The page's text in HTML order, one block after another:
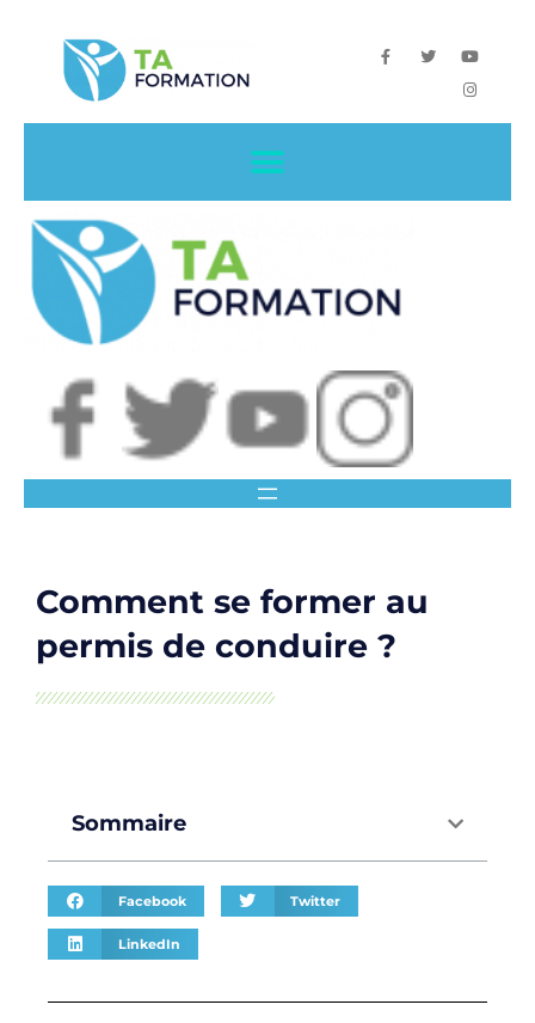
Comment se former au
permis de conduire ?
Sommaire
Facebook Twitter
LinkedIn